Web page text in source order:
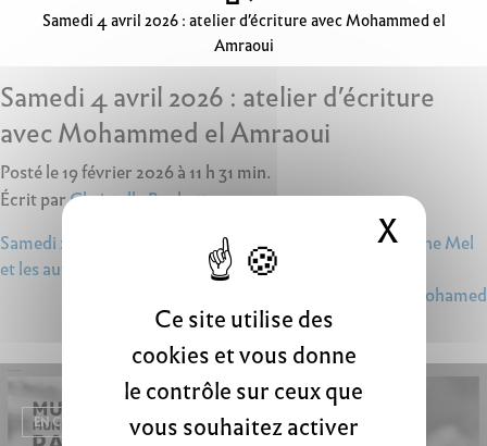
Ce site utilise des
cookies et vous donne
le contrôle sur ceux que
vous souhaitez activer
X
Samedi 4 avril 2026 : atelier d’écriture avec Mohammed el
Amraoui
Samedi 4 avril 2026 : atelier d’écriture
avec Mohammed el Amraoui
Posté le 19 février 2026 à 11 h 31 min.
Écrit parChristelle Rochette
Navigation
de
Samedi 28 mars : Spectacle littéraire et musical « Suzanne Mel
et les autres »
Samedi 11 avril 2026 : atelier d’écriture avec Mohamed
EN CE MOMENT